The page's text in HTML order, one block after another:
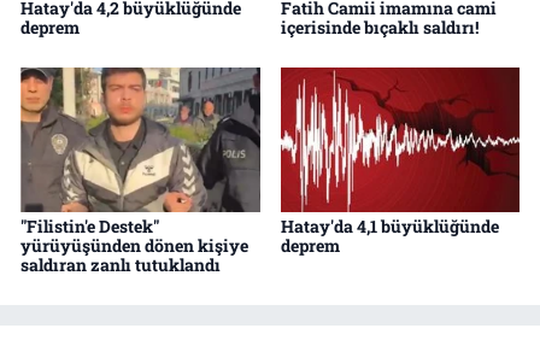
Hatay'da 4,2 büyüklüğünde
deprem
Fatih Camii imamına cami
içerisinde bıçaklı saldırı!
"Filistin'e Destek"
yürüyüşünden dönen kişiye
saldıran zanlı tutuklandı
Hatay'da 4,1 büyüklüğünde
deprem